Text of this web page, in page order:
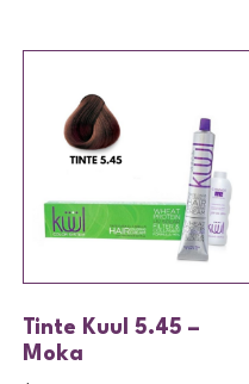
Tinte Kuul 5.45 –
Moka